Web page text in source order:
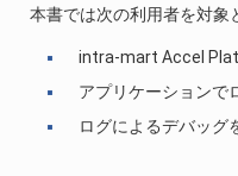
本書では次の利用者を対象
intra-mart Accel
アプリケーションで
ログによるデバッグ